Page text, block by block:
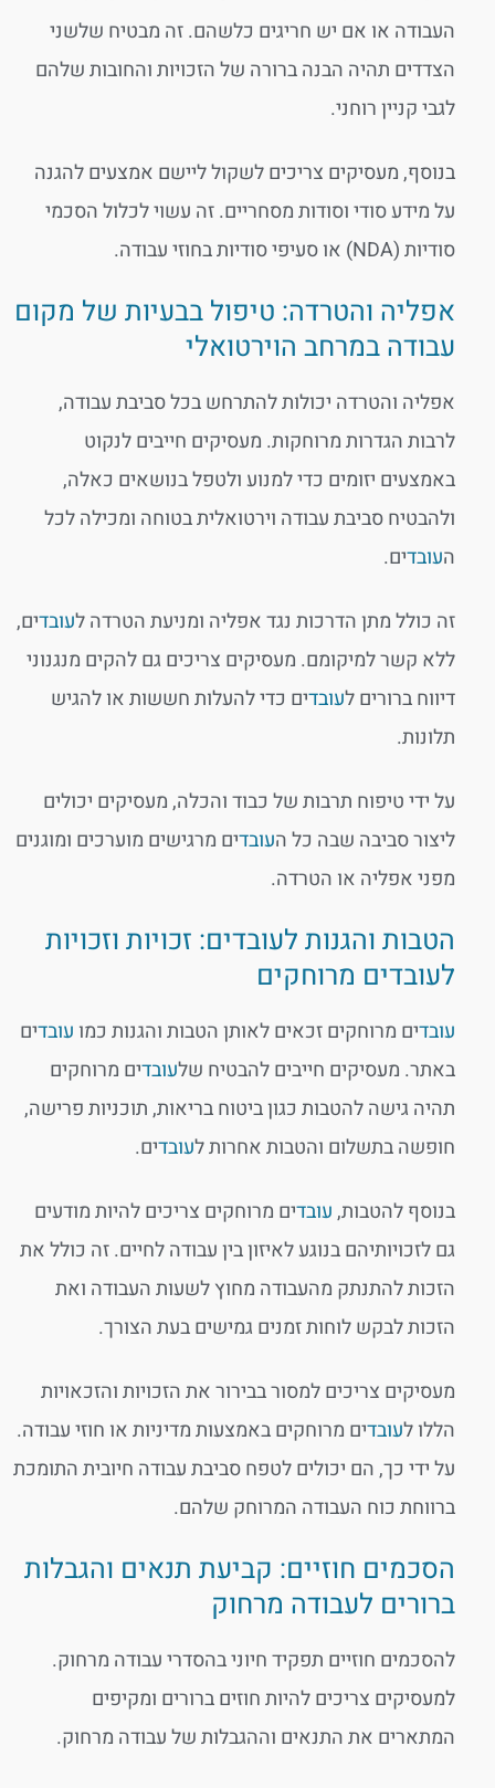
העבודה או אם יש חריגים כלשהם. זה מבטיח שלשני
הצדדים תהיה הבנה ברורה של הזכויות והחובות שלהם
לגבי קניין רוחני.
בנוסף, מעסיקים צריכים לשקול ליישם אמצעים להגנה
על מידע סודי וסודות מסחריים. זה עשוי לכלול הסכמי
סודיות (NDA) או סעיפי סודיות בחוזי עבודה.
אפליה והטרדה: טיפול בבעיות של מקום
עבודה במרחב הוירטואלי
אפליה והטרדה יכולות להתרחש בכל סביבת עבודה,
לרבות הגדרות מרוחקות. מעסיקים חייבים לנקוט
באמצעים יזומים כדי למנוע ולטפל בנושאים כאלה,
ולהבטיח סביבת עבודה וירטואלית בטוחה ומכילה לכל
העובדים.
זה כולל מתן הדרכות נגד אפליה ומניעת הטרדה לעובדים,
ללא קשר למיקומם. מעסיקים צריכים גם להקים מנגנוני
דיווח ברורים לעובדים כדי להעלות חששות או להגיש
תלונות.
על ידי טיפוח תרבות של כבוד והכלה, מעסיקים יכולים
ליצור סביבה שבה כל העובדים מרגישים מוערכים ומוגנים
מפני אפליה או הטרדה.
הטבות והגנות לעובדים: זכויות וזכויות
לעובדים מרוחקים
עובדים מרוחקים זכאים לאותן הטבות והגנות כמועובדים
באתר. מעסיקים חייבים להבטיח שלעובדים מרוחקים
תהיה גישה להטבות כגון ביטוח בריאות, תוכניות פרישה,
חופשה בתשלום והטבות אחרות לעובדים.
בנוסף להטבות,עובדים מרוחקים צריכים להיות מודעים
גם לזכויותיהם בנוגע לאיזון בין עבודה לחיים. זה כולל את
הזכות להתנתק מהעבודה מחוץ לשעות העבודה ואת
הזכות לבקש לוחות זמנים גמישים בעת הצורך.
מעסיקים צריכים למסור בבירור את הזכויות והזכאויות
הללו לעובדים מרוחקים באמצעות מדיניות או חוזי עבודה.
על ידי כך, הם יכולים לטפח סביבת עבודה חיובית התומכת
ברווחת כוח העבודה המרוחק שלהם.
הסכמים חוזיים: קביעת תנאים והגבלות
ברורים לעבודה מרחוק
להסכמים חוזיים תפקיד חיוני בהסדרי עבודה מרחוק.
למעסיקים צריכים להיות חוזים ברורים ומקיפים
המתארים את התנאים וההגבלות של עבודה מרחוק.